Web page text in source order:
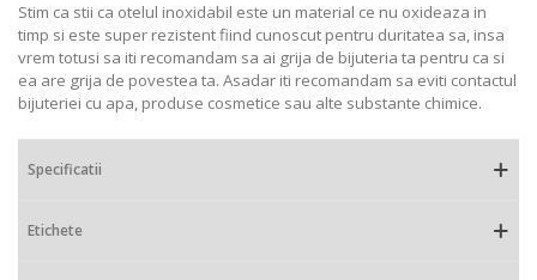
Stim ca stii ca otelul inoxidabil este un material ce nu oxideaza in
timp si este super rezistent fiind cunoscut pentru duritatea sa, insa
vrem totusi sa iti recomandam sa ai grija de bijuteria ta pentru ca si
ea are grija de povestea ta. Asadar iti recomandam sa eviti contactul
bijuteriei cu apa, produse cosmetice sau alte substante chimice.
Specificatii
Etichete